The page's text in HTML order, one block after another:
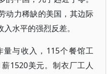
动力稀缺的美国，其边际
水平的强烈反差。
量与收入，115个餐馆工
1520美元。制衣厂工人